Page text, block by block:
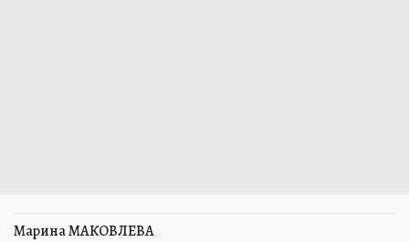
Марина МАКОВЛЕВА